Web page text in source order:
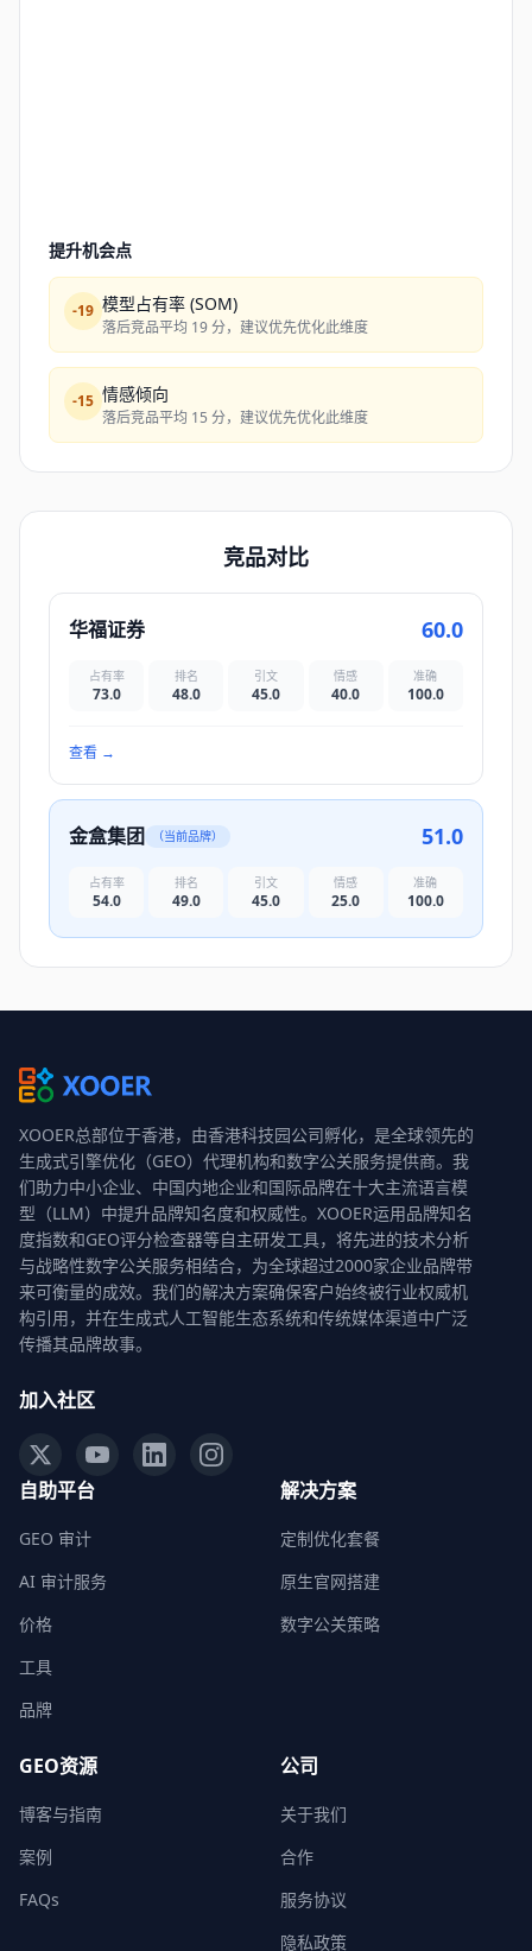
提升机会点
-19 模型占有率 (SOM)
落后竞品平均 19 分，建议优先优化此维度
-15 情感倾向
落后竞品平均 15 分，建议优先优化此维度
竞品对比
华福证券 60.0
占有率
73.0
排名
48.0
引文
45.0
情感
40.0
准确
100.0
查看 →
金盒集团 （当前品牌） 51.0
占有率
54.0
排名
49.0
引文
45.0
情感
25.0
准确
100.0
XOOER总部位于香港，由香港科技园公司孵化，是全球领先的
生成式引擎优化（GEO）代理机构和数字公关服务提供商。我
们助力中小企业、中国内地企业和国际品牌在十大主流语言模
型（LLM）中提升品牌知名度和权威性。XOOER运用品牌知名
度指数和GEO评分检查器等自主研发工具，将先进的技术分析
与战略性数字公关服务相结合，为全球超过2000家企业品牌带
来可衡量的成效。我们的解决方案确保客户始终被行业权威机
构引用，并在生成式人工智能生态系统和传统媒体渠道中广泛
传播其品牌故事。
加入社区
自助平台
GEO 审计
AI 审计服务
价格
工具
品牌
解决方案
定制优化套餐
原生官网搭建
数字公关策略
GEO资源
博客与指南
案例
FAQs
公司
关于我们
合作
服务协议
隐私政策